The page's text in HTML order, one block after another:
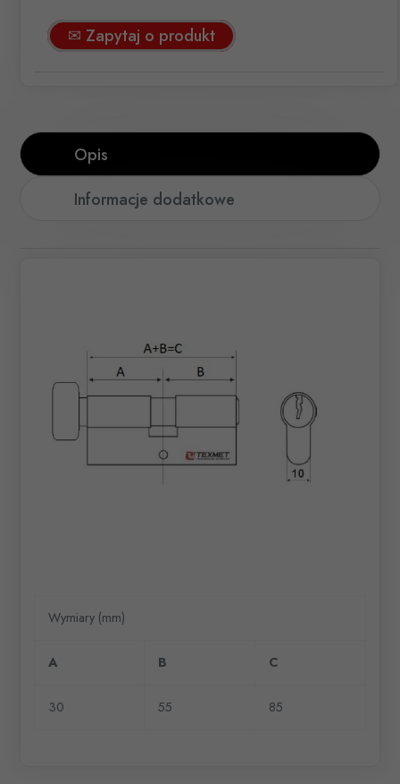
✉ Zapytaj o produkt
Opis
Informacje dodatkowe
Wymiary (mm)
A B C
30 55 85